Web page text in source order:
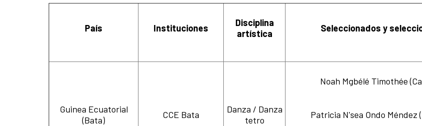
País Instituciones
Disciplina
artística
Seleccionados y
Guinea Ecuatorial
(Bata)
CCE Bata
Danza / Danza
tetro
Noah Mgbélé Timothée
Patricia N'sea Ondo Méndez